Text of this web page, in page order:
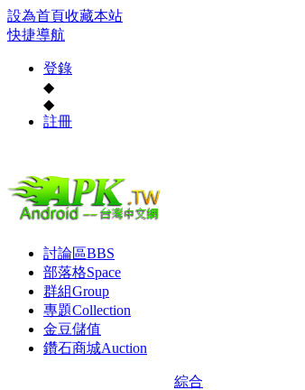
設為首頁收藏本站
快捷導航
登錄
◆
◆
註冊
討論區BBS
部落格Space
群組Group
專題Collection
金豆儲值
鑽石商城Auction
綜合